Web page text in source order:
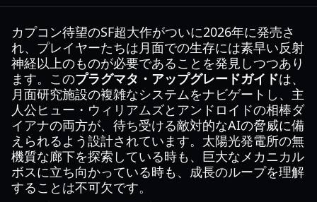
カプコン待望のSF超大作がついに2026年に発売さ
れ、プレイヤーたちは月面での生存には素早い反射
神経以上のものが必要であることを発見しつつあり
ます。このプラグマタ・アップグレードガイドは、
月面研究施設の複雑なシステムをナビゲートし、主
人公ヒュー・ウィリアムズとアンドロイドの相棒ダ
イアナの両方が、待ち受ける敵対的なAIの脅威に備
えられるよう設計されています。太陽光発電所の無
機質な廊下を探索している時も、巨大なメカニカル
ボスに立ち向かっている時も、成長のループを理解
することは不可欠です。